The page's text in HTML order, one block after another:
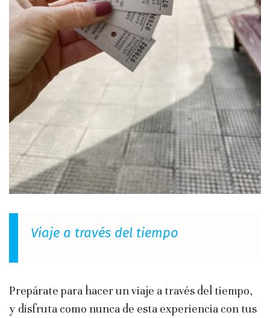
Viaje a través del tiempo
Prepárate para hacer un viaje a través del tiempo,
y disfruta como nunca de esta experiencia con tus